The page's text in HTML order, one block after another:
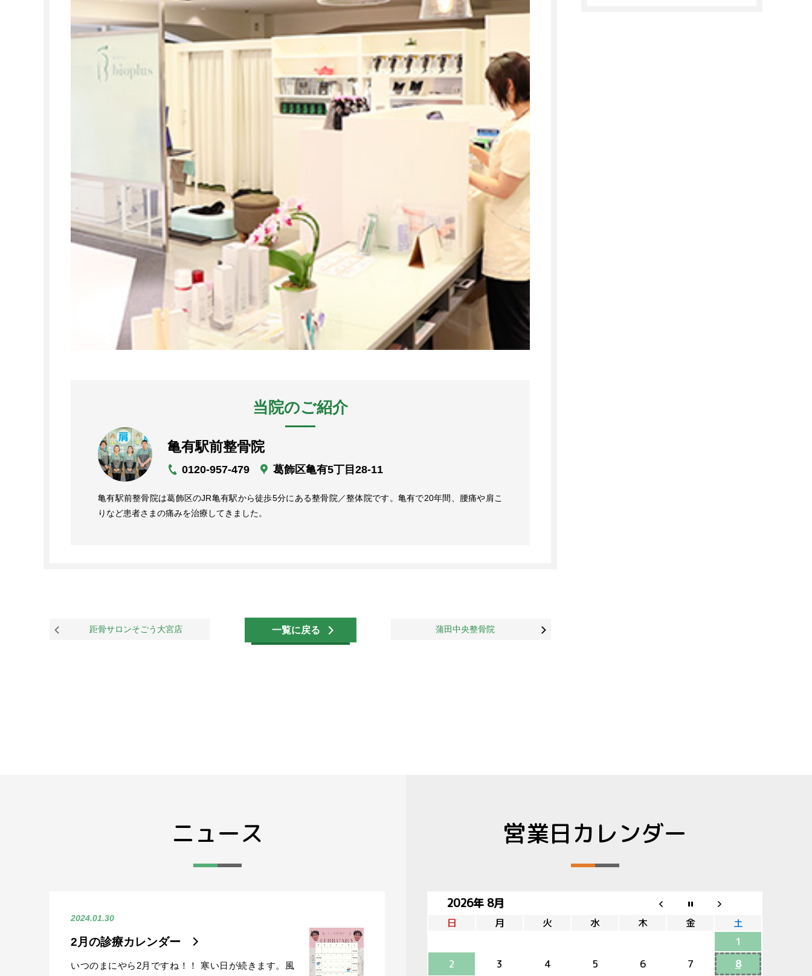
当院のご紹介
亀有駅前整骨院
0120-957-479 葛飾区亀有5丁目28-11
亀有駅前整骨院は葛飾区のJR亀有駅から徒歩5分にある整骨院／整体院です。亀有で20年間、腰痛や肩こ
りなど患者さまの痛みを治療してきました。
距骨サロンそごう大宮店 一覧に戻る 蒲田中央整骨院
ニュース
2024.01.30
2月の診療カレンダー
いつのまにやら2月ですね！！ 寒い日が続きます。風
営業日カレンダー
2026年 8月
日 月 火 水 木 金
土
1
2
3 4 5 6 7
8